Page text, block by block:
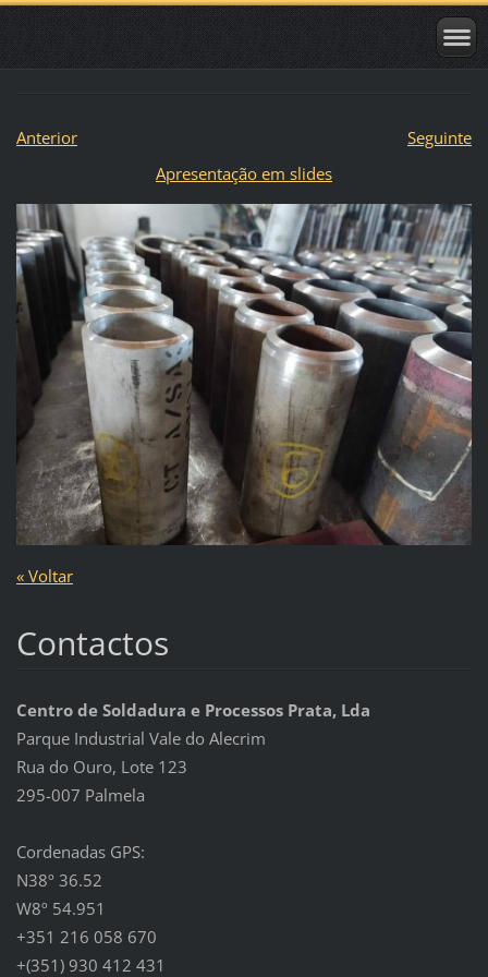
Anterior
Seguinte
Apresentação em slides
« Voltar
Contactos
Centro de Soldadura e Processos Prata, Lda
Parque Industrial Vale do Alecrim
Rua do Ouro, Lote 123
295-007 Palmela
Cordenadas GPS:
N38º 36.52
W8º 54.951
+351 216 058 670
+(351) 930 412 431